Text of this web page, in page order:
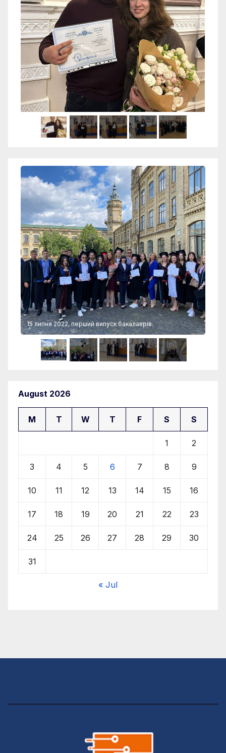
15 липня 2022, перший випуск бакалаврів.
August 2026
M T W T F S S
1 2
3 4 5 6 7 8 9
10 11 12 13 14 15 16
17 18 19 20 21 22 23
24 25 26 27 28 29 30
31
« Jul